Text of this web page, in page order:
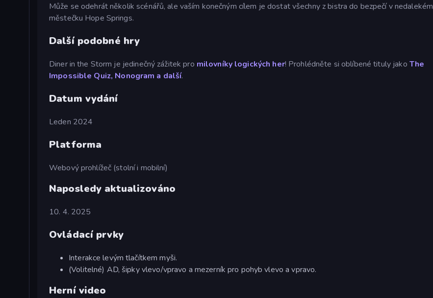
Může se odehrát několik scénářů, ale vaším konečným cílem je dostat všechny z bistra do bezpečí v nedalekém
městečku Hope Springs.
Další podobné hry
Diner in the Storm je jedinečný zážitek pro milovníky logických her! Prohlédněte si oblíbené tituly jako The
Impossible Quiz, Nonogram a další.
Datum vydání
Leden 2024
Platforma
Webový prohlížeč (stolní i mobilní)
Naposledy aktualizováno
10. 4. 2025
Ovládací prvky
Interakce levým tlačítkem myši.
(Volitelné) AD, šipky vlevo/vpravo a mezerník pro pohyb vlevo a vpravo.
Herní video